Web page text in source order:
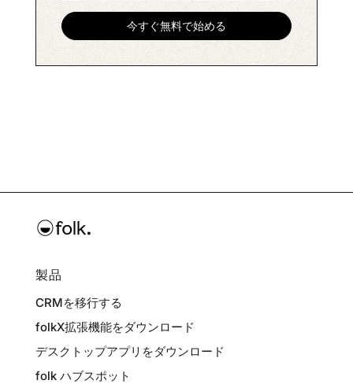
製品
CRMを移行する
folkX拡張機能をダウンロード
デスクトップアプリをダウンロード
folk ハブスポット